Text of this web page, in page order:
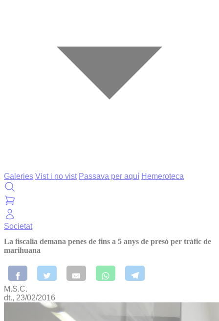
Galeries Vist i no vist Passava per aquí Hemeroteca
Societat
La fiscalia demana penes de fins a 5 anys de presó per tràfic de
marihuana
M.S.C.
dt., 23/02/2016